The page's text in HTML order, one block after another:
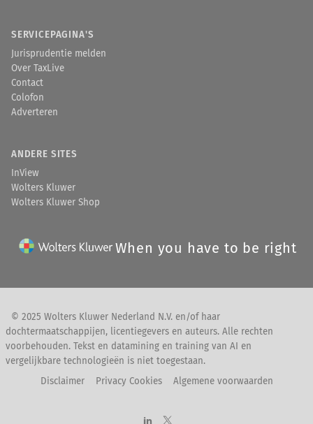
SERVICEPAGINA'S
Jurisprudentie melden
Over TaxLive
Contact
Colofon
Adverteren
ANDERE SITES
InView
Wolters Kluwer
Wolters Kluwer Shop
When you have to be right
© 2025 Wolters Kluwer Nederland N.V. en/of haar
dochtermaatschappijen, licentiegevers en auteurs. Alle rechten
voorbehouden. Tekst en datamining en training van AI en
vergelijkbare technologieën is niet toegestaan.
Disclaimer
Privacy Cookies Algemene voorwaarden